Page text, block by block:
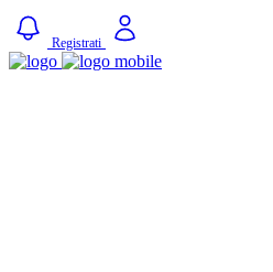
Registrati